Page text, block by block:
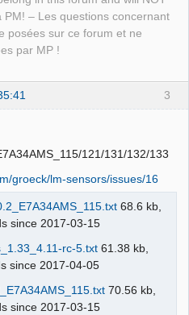
PM! – Les questions concernant
posées sur ce forum et ne
par MP !
3
121/131/132/133
groeck/lm-sensors/issues/16
68.6 kb,
since 2017-03-15
rc-5.txt 61.38 kb,
since 2017-04-05
70.56 kb,
since 2017-03-15